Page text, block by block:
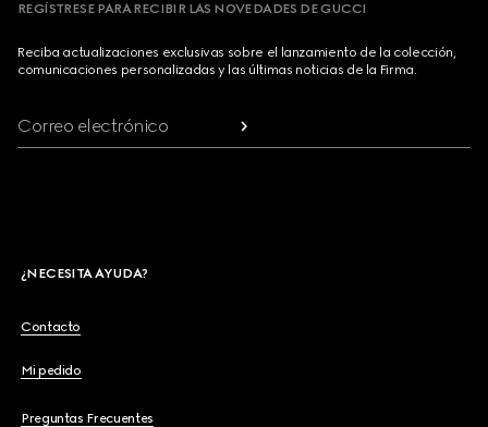
REGÍSTRESE PARA RECIBIR LAS NOVEDADES DE GUCCI
Reciba actualizaciones exclusivas sobre el lanzamiento de la colección,
comunicaciones personalizadas y las últimas noticias de la Firma.
Correo electrónico
¿NECESITA AYUDA?
Contacto
Mi pedido
Preguntas Frecuentes